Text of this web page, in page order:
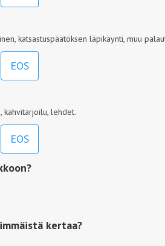
katsastuspäätöksen läpikäynti, muu
EOS
kahvitarjoilu, lehdet.
EOS
kertaa?